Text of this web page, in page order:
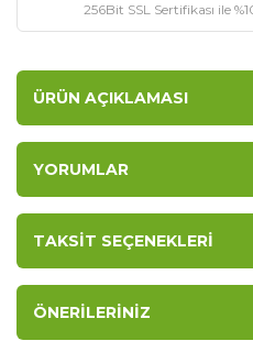
256Bit SSL Sertifikası ile
ÜRÜN AÇIKLAMASI
YORUMLAR
TAKSIT SEÇENEKLERI
ÖNERILERINIZ